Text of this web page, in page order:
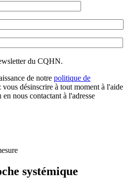
du CQHN.
de notre politique de
vous désinscrire à tout moment à l'aide
nous contactant à l'adresse
systémique